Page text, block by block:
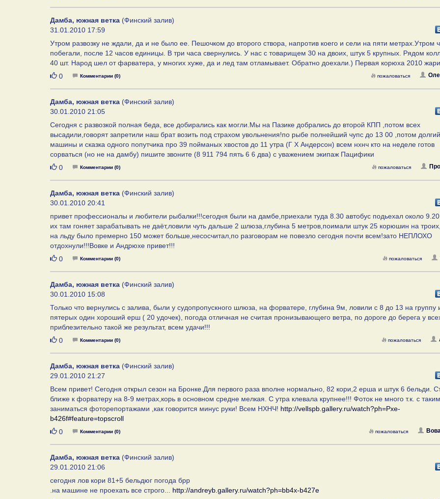
Дамба, южная ветка (Финский залив)
31.01.2010 17:59
Утром развозку не ждали, да и не было ее. Пешочком до второго створа, напротив коего и сели на пяти метрах.Утром
побегали, после 12 часов единицы. В три часа свернулись. У нас с товарищем 30 на двоих, штук 5 крупных. Рядом
40 шт. Народ шел от фарватера, у многих хуже, да и лед там отламывает. Обратно доехали.) Первая корюха 2010
Нравится
0 Комментарии (0) пожаловаться
Дамба, южная ветка (Финский залив)
30.01.2010 21:05
Сегодня с развозкой полная беда, все добирались как могли.Мы на Пазике добрались до второй КПП ,потом всех
высадили,говорят запретили наш брат возить под страхом увольнения!по рыбе полнейший чупс до 13 00 ,потом
машины и сказка одного попутчика про 39 пойманых хвостов до 11 утра (Г Х Андерсон) всем нхнч кто на неделе готов
сорваться (но не на дамбу) пишите звоните (8 911 794 пять 6 6 два) с уважением экипаж Пацифики
Нравится
0 Комментарии (0) пожаловаться
Дамба, южная ветка (Финский залив)
30.01.2010 20:41
привет профессионалы и любители рыбалки!!!сегодня были на дамбе,приехали туда 8.30 автобус подьехал около
их там гоняет зарабатывать не даёт,ловили чуть дальше 2 шлюза,глубина 5 метров,поимали штук 25 корюшин на
на льду было премерно 150 может больше,несосчитал,по разговорам не повезло сегодня почти всем!зато НЕПЛОХО
отдохнули!!!Вовке и Андрюхе привет!!!
Нравится
0 Комментарии (0) пожаловаться
Дамба, южная ветка (Финский залив)
30.01.2010 15:08
Только что вернулись с залива, были у судопропускного шлюза, на форватере, глубина 9м, ловили с 8 до 13 на группу
пятерых один хороший ерш ( 20 удочек), погода отличная не считая пронизывающего ветра, по дороге до берега у
приблезительно такой же результат, всем удачи!!!
Нравится
0 Комментарии (0) пожаловаться
Дамба, южная ветка (Финский залив)
29.01.2010 21:27
Всем привет! Сегодня открыл сезон на Бронке.Для первого раза вполне нормально, 82 кори,2 ерша и штук 6 бельди.
ближе к форватеру на 8-9 метрах,корь в основном средне мелкая. С утра клевала крупнее!!! Фоток не много т.к. с
заниматься фоторепортажами ,как говорится минус руки! Всем НХНЧ! http://vellspb.gallery.ru/watch?ph=Pxe-
b426f#feature=topscroll
Нравится
0 Комментарии (0) пожаловаться
Дамба, южная ветка (Финский залив)
29.01.2010 21:06
сегодня лов кори 81+5 бельдюг погода брр
.на машине не проехать все строго... http://andreyb.gallery.ru/watch?ph=bb4x-b427e